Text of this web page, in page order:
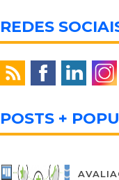
REDES
POSTS +